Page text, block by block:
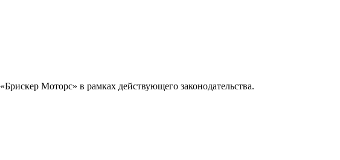
«Брискер Моторс» в рамках действующего законодательства.